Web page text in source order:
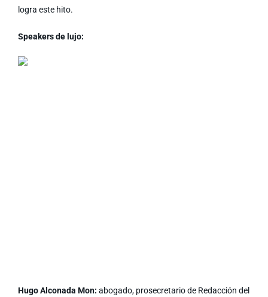
logra este hito.
Speakers de lujo:
Hugo Alconada Mon: abogado, prosecretario de Redacción del